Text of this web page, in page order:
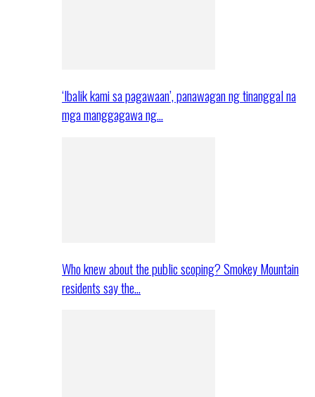
‘Ibalik kami sa pagawaan’, panawagan ng tinanggal na
mga manggagawa ng…
Who knew about the public scoping? Smokey Mountain
residents say the…